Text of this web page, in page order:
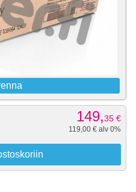
149,35 €
119,00 € alv 0%